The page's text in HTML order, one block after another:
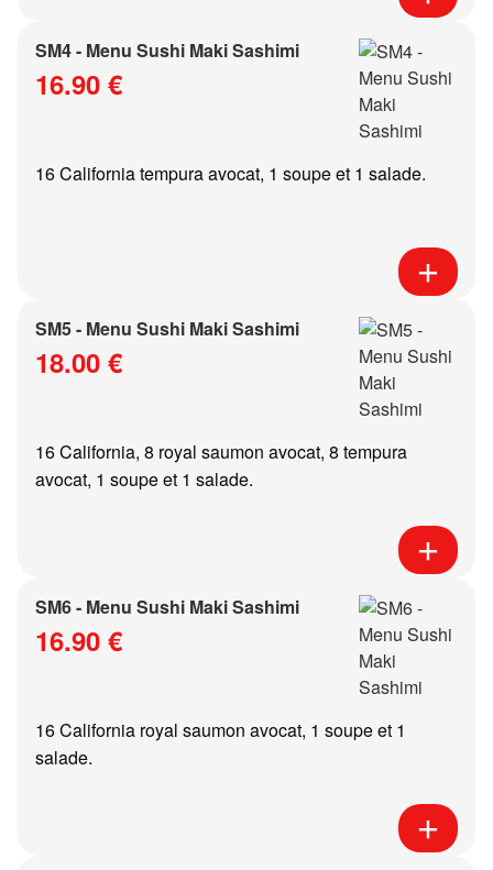
SM4 - Menu Sushi Maki Sashimi
16.90 €
16 California tempura avocat, 1 soupe et 1 salade.
SM5 - Menu Sushi Maki Sashimi
18.00 €
16 California, 8 royal saumon avocat, 8 tempura
avocat, 1 soupe et 1 salade.
SM6 - Menu Sushi Maki Sashimi
16.90 €
16 California royal saumon avocat, 1 soupe et 1
salade.